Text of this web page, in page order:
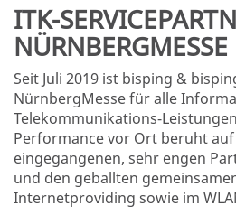
ITK-
NÜRNBERGMESSE
Seit Juli 2019 ist bisping &
NürnbergMesse für alle
Telekommunikations-
Performance vor Ort beruht
eingegangenen, sehr engen
und den geballten
Internetproviding sowie im